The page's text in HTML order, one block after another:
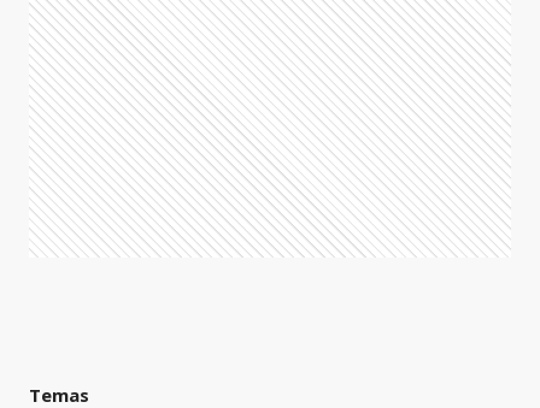
Temas